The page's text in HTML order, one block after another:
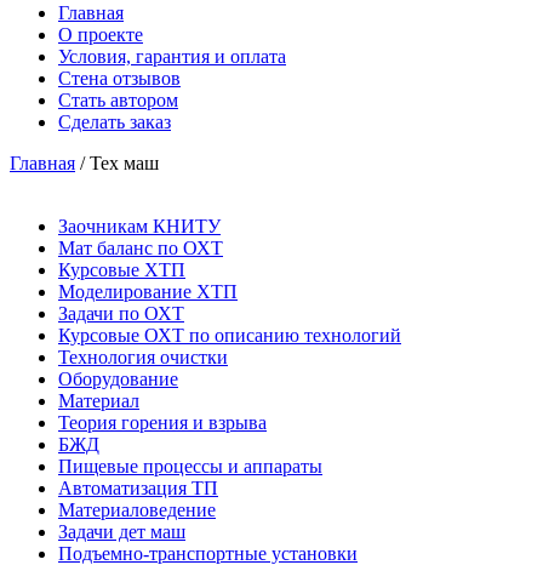
Главная
О проекте
Условия, гарантия и оплата
Стена отзывов
Стать автором
Сделать заказ
Главная / Тех маш
Заочникам КНИТУ
Мат баланс по ОХТ
Курсовые ХТП
Моделирование ХТП
Задачи по ОХТ
Курсовые ОХТ по описанию технологий
Технология очистки
Оборудование
Материал
Теория горения и взрыва
БЖД
Пищевые процессы и аппараты
Автоматизация ТП
Материаловедение
Задачи дет маш
Подъемно-транспортные установки